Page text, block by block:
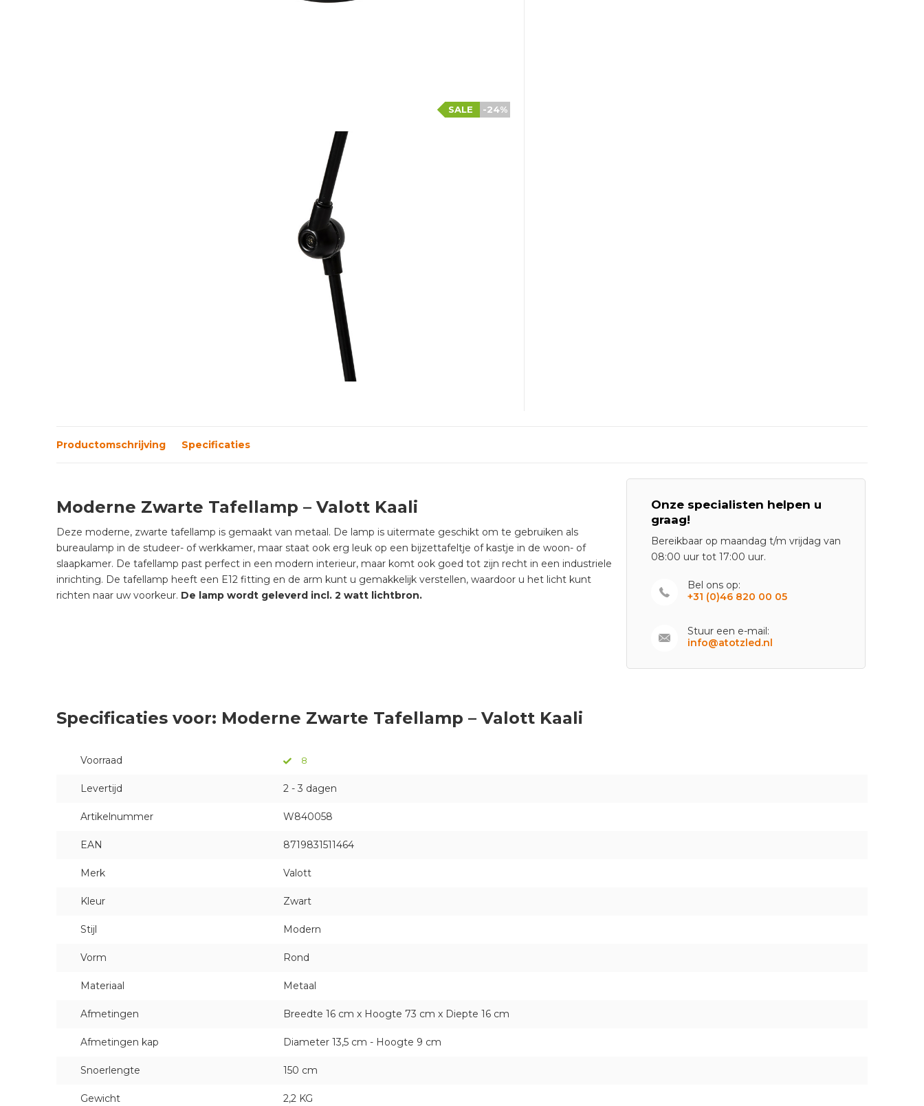
-24%
SALE
Productomschrijving Specificaties
Moderne Zwarte Tafellamp – Valott Kaali
Deze moderne, zwarte tafellamp is gemaakt van metaal. De lamp is uitermate geschikt om te gebruiken als
bureaulamp in de studeer- of werkkamer, maar staat ook erg leuk op een bijzettafeltje of kastje in de woon- of
slaapkamer. De tafellamp past perfect in een modern interieur, maar komt ook goed tot zijn recht in een industriele
inrichting. De tafellamp heeft een E12 fitting en de arm kunt u gemakkelijk verstellen, waardoor u het licht kunt
richten naar uw voorkeur. De lamp wordt geleverd incl. 2 watt lichtbron.
Onze specialisten helpen u
graag!
Bereikbaar op maandag t/m vrijdag van
08:00 uur tot 17:00 uur.
Bel ons op:
+31 (0)46 820 00 05
Stuur een e-mail:
info@atotzled.nl
Specificaties voor: Moderne Zwarte Tafellamp – Valott Kaali
Voorraad 8
Levertijd 2 - 3 dagen
Artikelnummer W840058
EAN 8719831511464
Merk Valott
Kleur Zwart
Stijl Modern
Vorm Rond
Materiaal Metaal
Afmetingen Breedte 16 cm x Hoogte 73 cm x Diepte 16 cm
Afmetingen kap Diameter 13,5 cm - Hoogte 9 cm
Snoerlengte 150 cm
Gewicht 2,2 KG